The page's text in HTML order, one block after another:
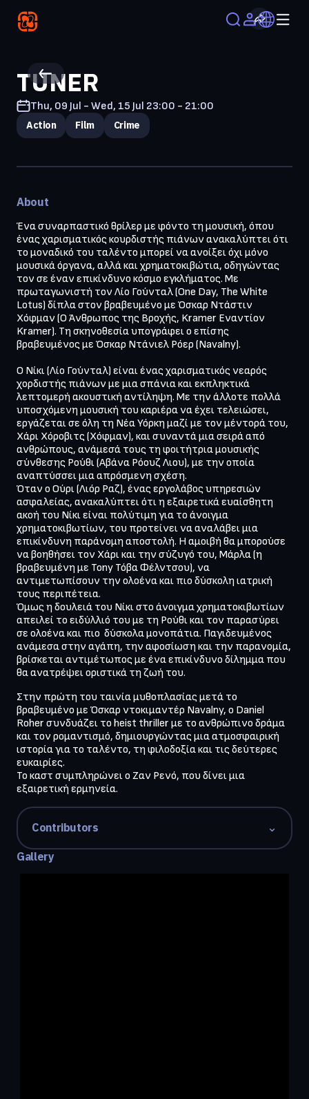
TUNER
Thu, 09 Jul - Wed, 15 Jul 23:00 - 21:00
Action Film Crime
About
Ένα συναρπαστικό θρίλερ με φόντο τη μουσική, όπου
ένας χαρισματικός κουρδιστής πιάνων ανακαλύπτει ότι
το μοναδικό του ταλέντο μπορεί να ανοίξει όχι μόνο
μουσικά όργανα, αλλά και χρηματοκιβώτια, οδηγώντας
τον σε έναν επικίνδυνο κόσμο εγκλήματος. Με
πρωταγωνιστή τον Λίο Γούνταλ (One Day, The White
Lotus) δίπλα στον βραβευμένο με Όσκαρ Ντάστιν
Χόφμαν (Ο Άνθρωπος της Βροχής, Kramer Εναντίον
Kramer). Τη σκηνοθεσία υπογράφει ο επίσης
βραβευμένος με Όσκαρ Ντάνιελ Ρόερ (Navalny).
Ο Νίκι (Λίο Γούνταλ) είναι ένας χαρισματικός νεαρός
χορδιστής πιάνων με μια σπάνια και εκπληκτικά
λεπτομερή ακουστική αντίληψη. Με την άλλοτε πολλά
υποσχόμενη μουσική του καριέρα να έχει τελειώσει,
εργάζεται σε όλη τη Νέα Υόρκη μαζί με τον μέντορά του,
Χάρι Χόροβιτς (Χόφμαν), και συναντά μια σειρά από
ανθρώπους, ανάμεσά τους τη φοιτήτρια μουσικής
σύνθεσης Ρούθι (Αβάνα Ρόουζ Λιου), με την οποία
αναπτύσσει μια απρόσμενη σχέση.
Όταν ο Ούρι (Λιόρ Ραζ), ένας εργολάβος υπηρεσιών
ασφαλείας, ανακαλύπτει ότι η εξαιρετικά ευαίσθητη
ακοή του Νίκι είναι πολύτιμη για το άνοιγμα
χρηματοκιβωτίων, του προτείνει να αναλάβει μια
επικίνδυνη παράνομη αποστολή. Η αμοιβή θα μπορούσε
να βοηθήσει τον Χάρι και την σύζυγό του, Μάρλα (η
βραβευμένη με Tony Τόβα Φέλντσου), να
αντιμετωπίσουν την ολοένα και πιο δύσκολη ιατρική
τους περιπέτεια.
Όμως η δουλειά του Νίκι στο άνοιγμα χρηματοκιβωτίων
απειλεί το ειδύλλιό του με τη Ρούθι και τον παρασύρει
σε ολοένα και πιο  δύσκολα μονοπάτια. Παγιδευμένος
ανάμεσα στην αγάπη, την αφοσίωση και την παρανομία,
βρίσκεται αντιμέτωπος με ένα επικίνδυνο δίλημμα που
θα ανατρέψει οριστικά τη ζωή του.
Στην πρώτη του ταινία μυθοπλασίας μετά το
βραβευμένο με Όσκαρ ντοκιμαντέρ Navalny, ο Daniel
Roher συνδυάζει το heist thriller με το ανθρώπινο δράμα
και τον ρομαντισμό, δημιουργώντας μια ατμοσφαιρική
ιστορία για το ταλέντο, τη φιλοδοξία και τις δεύτερες
ευκαιρίες.
Το καστ συμπληρώνει ο Ζαν Ρενό, που δίνει μια
εξαιρετική ερμηνεία.
Contributors ⌄
Gallery